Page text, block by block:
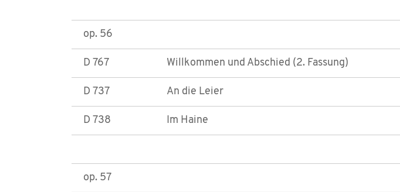
op. 56
D 767 Willkommen und Abschied (2. Fassung)
D 737 An die Leier
D 738 Im Haine
op. 57